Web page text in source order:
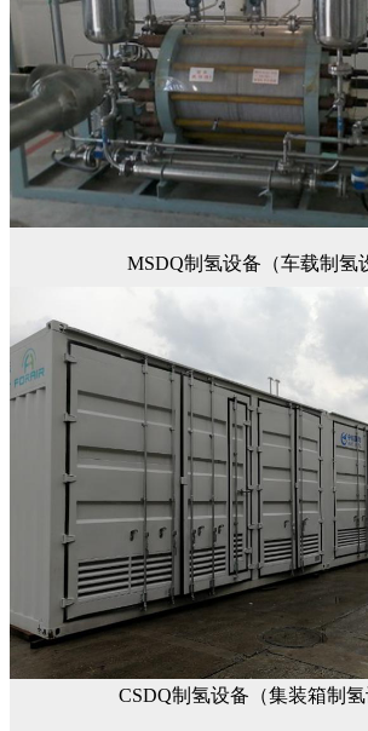
MSDQ制氢设备（车载制氢
CSDQ制氢设备（集装箱制氢